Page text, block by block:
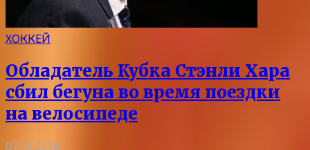
ХОККЕЙ
Обладатель Кубка Стэнли Хара
сбил бегуна во время поездки
на велосипеде
07.08.2026